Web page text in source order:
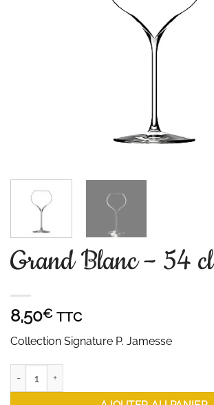
Grand Blanc – 54 cl
8,50€ TTC
Collection Signature P. Jamesse